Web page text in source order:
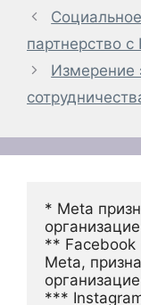
партнерство
Измерение
* Meta
** Facebook
Meta,
***